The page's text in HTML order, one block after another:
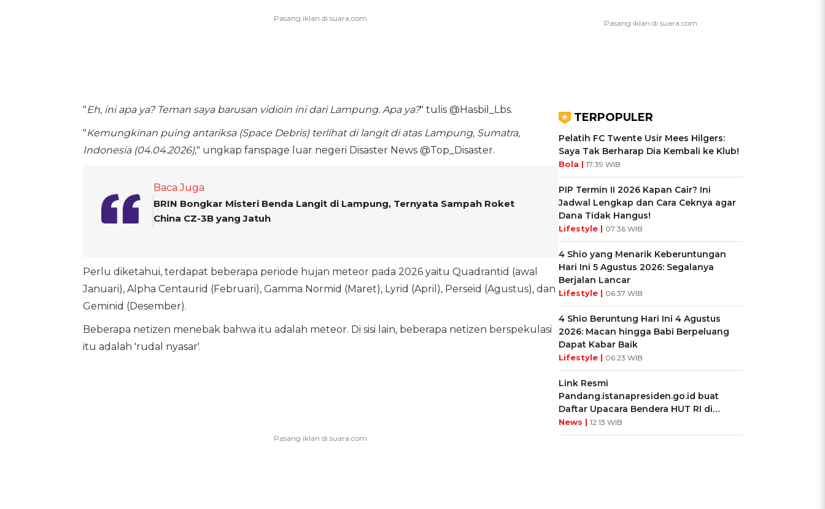
"Eh, ini apa ya? Teman saya barusan vidioin ini dari Lampung. Apa ya?" tulis @Hasbil_Lbs.
"Kemungkinan puing antariksa (Space Debris) terlihat di langit di atas Lampung, Sumatra,
Indonesia (04.04.2026)," ungkap fanspage luar negeri Disaster News @Top_Disaster.
Baca Juga
BRIN Bongkar Misteri Benda Langit di Lampung, Ternyata Sampah Roket
China CZ-3B yang Jatuh
Perlu diketahui, terdapat beberapa periode hujan meteor pada 2026 yaitu Quadrantid (awal
Januari), Alpha Centaurid (Februari), Gamma Normid (Maret), Lyrid (April), Perseid (Agustus), dan
Geminid (Desember).
Beberapa netizen menebak bahwa itu adalah meteor. Di sisi lain, beberapa netizen berspekulasi
itu adalah 'rudal nyasar'.
TERPOPULER
Pelatih FC Twente Usir Mees Hilgers:
Saya Tak Berharap Dia Kembali ke Klub!
Bola | 17:39 WIB
PIP Termin II 2026 Kapan Cair? Ini
Jadwal Lengkap dan Cara Ceknya agar
Dana Tidak Hangus!
Lifestyle | 07:36 WIB
4 Shio yang Menarik Keberuntungan
Hari Ini 5 Agustus 2026: Segalanya
Berjalan Lancar
Lifestyle | 06:37 WIB
4 Shio Beruntung Hari Ini 4 Agustus
2026: Macan hingga Babi Berpeluang
Dapat Kabar Baik
Lifestyle | 06:23 WIB
Link Resmi
Pandang.istanapresiden.go.id buat
Daftar Upacara Bendera HUT RI di
Istana Negara
News | 12:13 WIB